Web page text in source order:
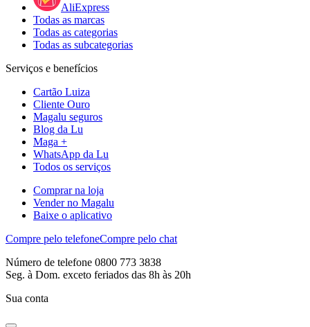
AliExpress
Todas as marcas
Todas as categorias
Todas as subcategorias
Serviços e benefícios
Cartão Luiza
Cliente Ouro
Magalu seguros
Blog da Lu
Maga +
WhatsApp da Lu
Todos os serviços
Comprar na loja
Vender no Magalu
Baixe o aplicativo
Compre pelo telefoneCompre pelo chat
Número de telefone 0800 773 3838
Seg. à Dom. exceto feriados das 8h às 20h
Sua conta